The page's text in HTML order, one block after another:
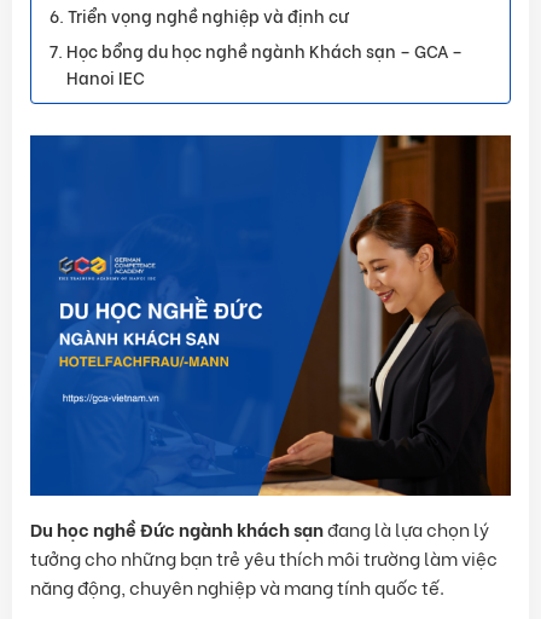
Triển vọng nghề nghiệp và định cư
Học bổng du học nghề ngành Khách sạn – GCA –
Hanoi IEC
Du học nghề Đức ngành khách sạnđang là lựa chọn lý
tưởng cho những bạn trẻ yêu thích môi trường làm việc
năng động, chuyên nghiệp và mang tính quốc tế.